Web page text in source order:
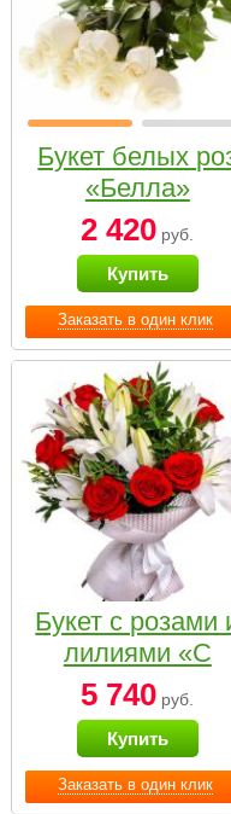
Заказать в один клик
Букет белых
«Белла»
2 420 руб.
Купить
Заказать в один клик
Букет с розами
лилиями «С
наилучшими
пожеланиями»
5 740 руб.
Купить